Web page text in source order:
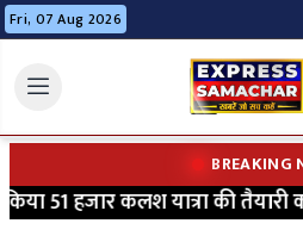
Fri, 07 Aug 2026
BREAKING
51 हजार कलश यात्रा की तैयारी